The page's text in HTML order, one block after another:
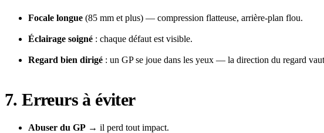
Focale longue (85 mm et plus) — compression flatteuse, arrière-plan flou.
Éclairage soigné : chaque défaut est visible.
Regard bien dirigé : un GP se joue dans les yeux — la direction du regard
7. Erreurs à éviter
Abuser du GP → il perd tout impact.